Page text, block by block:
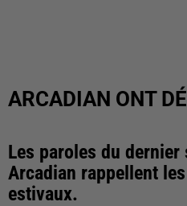
ARCADIAN ONT
Les paroles du
Arcadian rappellent
estivaux.